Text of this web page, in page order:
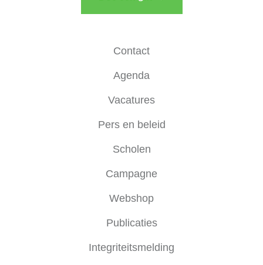
Contact
Agenda
Vacatures
Pers en beleid
Scholen
Campagne
Webshop
Publicaties
Integriteitsmelding